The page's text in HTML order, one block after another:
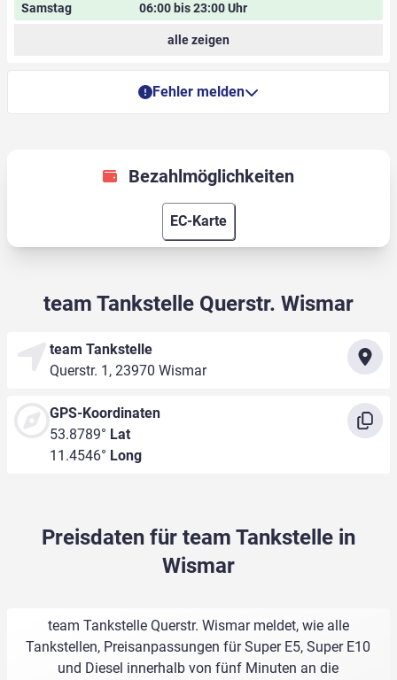
Samstag 06:00 bis 23:00 Uhr
alle zeigen
Fehler melden
Bezahlmöglichkeiten
EC-Karte
team Tankstelle Querstr. Wismar
team Tankstelle
Querstr. 1, 23970 Wismar
GPS-Koordinaten
53.8789° Lat
11.4546° Long
Preisdaten für team Tankstelle in
Wismar
team Tankstelle Querstr. Wismar meldet, wie alle
Tankstellen, Preisanpassungen für Super E5, Super E10
und Diesel innerhalb von fünf Minuten an die